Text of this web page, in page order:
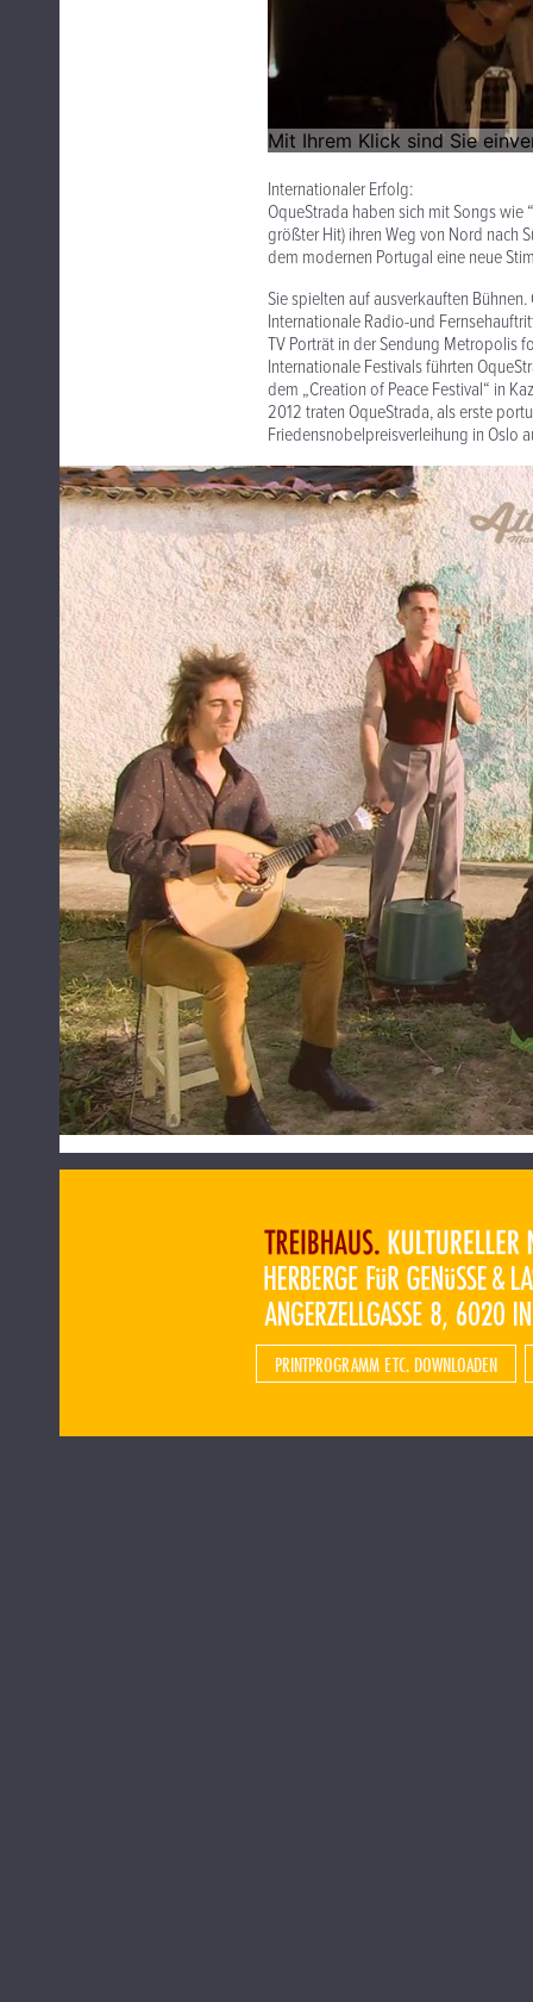
Internationaler Erfolg:
OqueStrada haben sich mit Songs wie
größter Hit) ihren Weg von Nord nach
dem modernen Portugal eine neue
Sie spielten auf ausverkauften
Internationale Radio-und
TV Porträt in der Sendung Metropolis
Internationale Festivals führten
dem „Creation of Peace Festival“ in
2012 traten OqueStrada, als erste
Friedensnobelpreisverleihung in Oslo
PRINTPROGRAMM ETC. DOWNLOADEN